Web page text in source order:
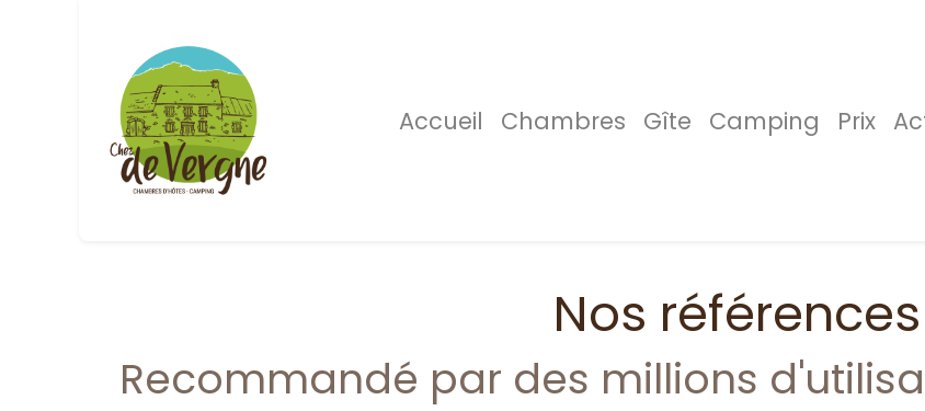
Accueil Chambres Gîte Camping Prix
Nos références
Recommandé par des millions